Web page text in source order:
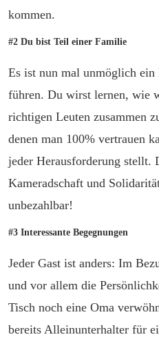
kommen.
#2 Du bist Teil einer Familie
Es ist nun mal unmöglich ein
führen. Du wirst lernen, wie
richtigen Leuten zusammen
denen man 100% vertrauen
jeder Herausforderung stellt.
Kameradschaft und
unbezahlbar!
#3 Interessante Begegnungen
Jeder Gast ist anders: Im
und vor allem die
Tisch noch eine Oma
bereits Alleinunterhalter für